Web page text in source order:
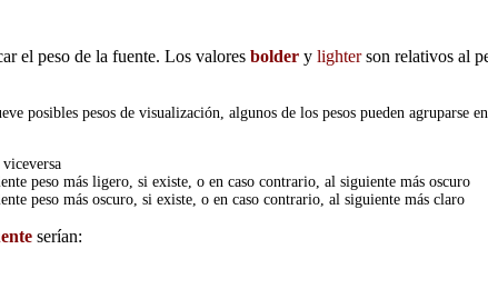
el peso de la fuente. Los valores boldery lighterson relativos al
posibles pesos de visualización, algunos de los pesos pueden
peso más ligero, si existe, o en caso contrario, al siguiente más oscuro
peso más oscuro, si existe, o en caso contrario, al siguiente más claro
serían: